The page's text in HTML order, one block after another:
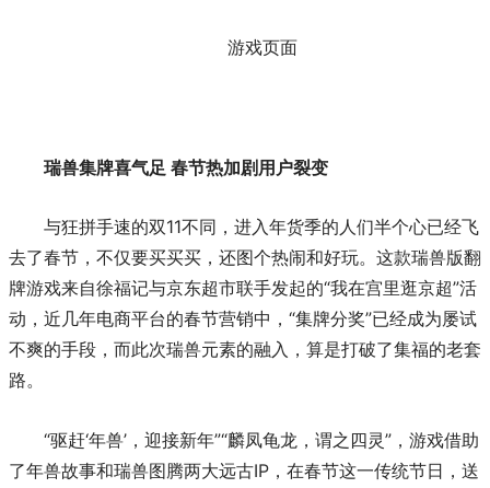
游戏页面
瑞兽集牌喜气足 春节热加剧用户裂变
与狂拼手速的双11不同，进入年货季的人们半个心已经飞
去了春节，不仅要买买买，还图个热闹和好玩。这款瑞兽版翻
牌游戏来自徐福记与京东超市联手发起的“我在宫里逛京超”活
动，近几年电商平台的春节营销中，“集牌分奖”已经成为屡试
不爽的手段，而此次瑞兽元素的融入，算是打破了集福的老套
路。
“驱赶‘年兽’，迎接新年”“麟凤龟龙，谓之四灵”，游戏借助
了年兽故事和瑞兽图腾两大远古IP，在春节这一传统节日，送